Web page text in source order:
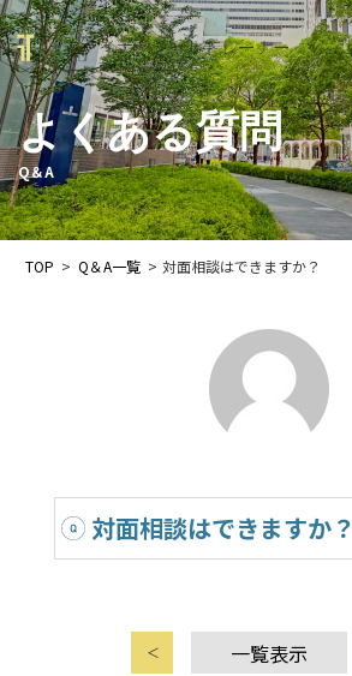
よくある質問
Q＆A
TOP > Q＆A一覧 > 対面相談はできますか？
対面相談はできますか？
一覧表示